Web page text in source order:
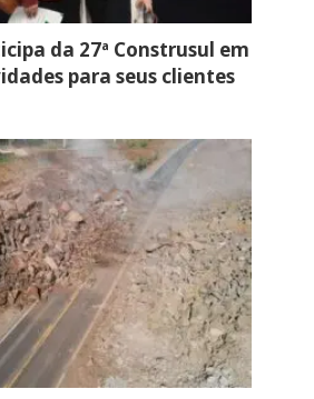
da 27ª Construsul em
para seus clientes